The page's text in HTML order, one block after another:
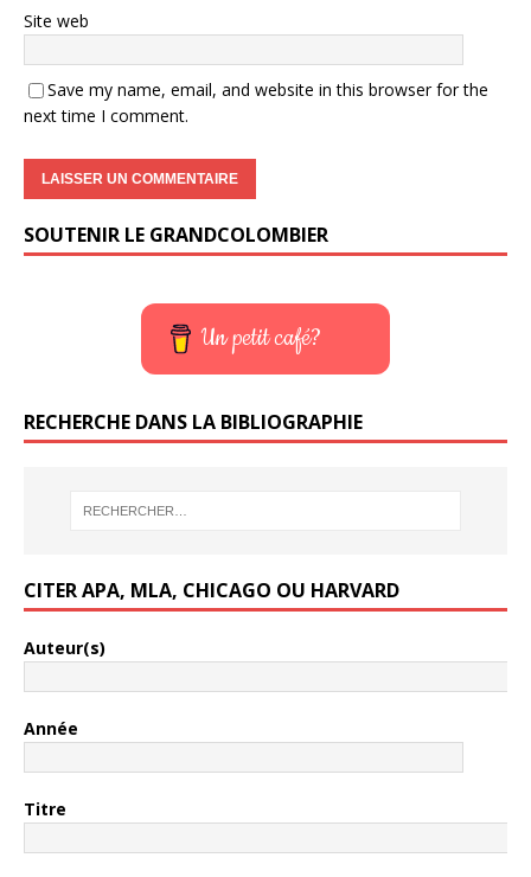
Site web
Save my name, email, and website in this browser for the
next time I comment.
SOUTENIR LE GRANDCOLOMBIER
Un petit café?
RECHERCHE DANS LA BIBLIOGRAPHIE
CITER APA, MLA, CHICAGO OU HARVARD
Auteur(s)
Année
Titre